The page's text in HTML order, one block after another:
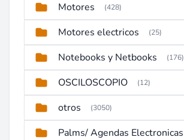
Motores (428)
Motores electricos (25)
Notebooks y Netbooks (176)
OSCILOSCOPIO (12)
otros (3050)
Palms/ Agendas Electronicas